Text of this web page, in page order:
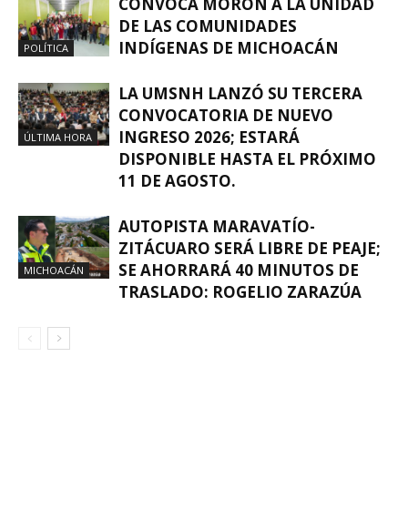
POLÍTICA
DE LAS COMUNIDADES
INDÍGENAS DE MICHOACÁN
ÚLTIMA HORA
LA UMSNH LANZÓ SU TERCERA
CONVOCATORIA DE NUEVO
INGRESO 2026; ESTARÁ
DISPONIBLE HASTA EL PRÓXIMO
11 DE AGOSTO.
MICHOACÁN
AUTOPISTA MARAVATÍO-
ZITÁCUARO SERÁ LIBRE DE PEAJE;
SE AHORRARÁ 40 MINUTOS DE
TRASLADO: ROGELIO ZARAZÚA